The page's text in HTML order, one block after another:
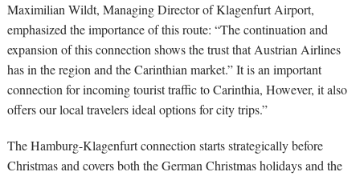
Maximilian Wildt, Managing Director of Klagenfurt Airport,
emphasized the importance of this route: “The continuation and
expansion of this connection shows the trust that Austrian Airlines
has in the region and the Carinthian market.” It is an important
connection for incoming tourist traffic to Carinthia, However, it also
offers our local travelers ideal options for city trips.”
The Hamburg-Klagenfurt connection starts strategically before
Christmas and covers both the German Christmas holidays and the